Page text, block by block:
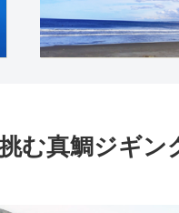
む真鯛ジギン